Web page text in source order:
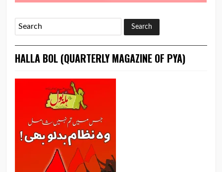
HALLA BOL (QUARTERLY MAGAZINE OF PYA)